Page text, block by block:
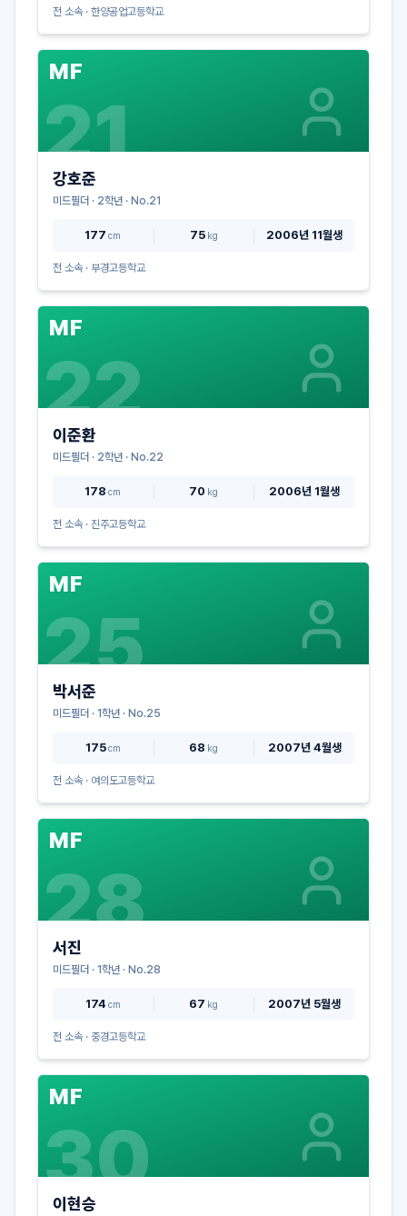
전 소속 · 한양공업고등학교
MF
21
강호준
미드필더 · 2학년 · No.21
177 cm 75 kg 2006년 11월생
전 소속 · 부경고등학교
MF
22
이준환
미드필더 · 2학년 · No.22
178 cm 70 kg 2006년 1월생
전 소속 · 진주고등학교
MF
25
박서준
미드필더 · 1학년 · No.25
175cm 68 kg 2007년 4월생
전 소속 · 여의도고등학교
MF
28
서진
미드필더 · 1학년 · No.28
174 cm 67 kg 2007년 5월생
전 소속 · 중경고등학교
MF
30
이현승